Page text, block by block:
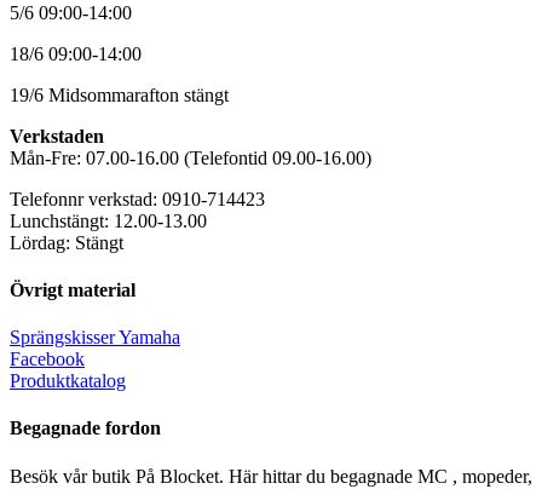
5/6 09:00-14:00
18/6 09:00-14:00
19/6 Midsommarafton stängt
Verkstaden
Mån-Fre: 07.00-16.00 (Telefontid 09.00-16.00)
Telefonnr verkstad: 0910-714423
Lunchstängt: 12.00-13.00
Lördag: Stängt
Övrigt material
Sprängskisser Yamaha
Facebook
Produktkatalog
Begagnade fordon
Besök vår butik På Blocket. Här hittar du begagnade MC , mopeder,